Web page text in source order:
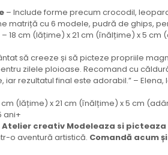
– Include forme precum crocodil,
matriță cu 6 modele, pudră de ghips,
– 18 cm (lățime) x 21 cm (înălțime) x 5 cm
să creeze și să picteze propriile
zilele ploioase. Recomand cu
iar rezultatul final este adorabil.” – Elena,
cm (lățime) x 21 cm (înălțime) x 5 cm
ani+
creativ Modeleaza si
o aventură artistică. Comandă acum